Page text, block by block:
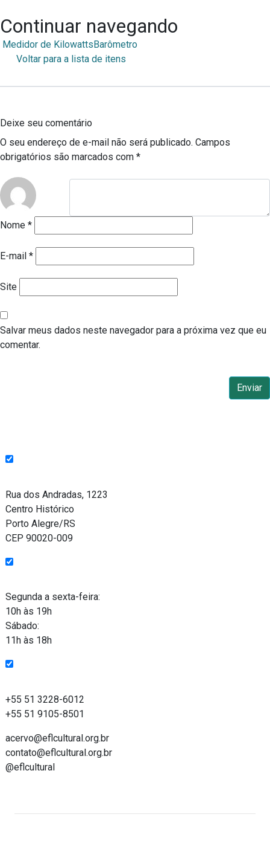
Continuar navegando
Medidor de Kilowatts Barômetro
Voltar para a lista de itens
Deixe seu comentário
O seu endereço de e-mail não será publicado. Campos
obrigatórios são marcados com *
Nome *
E-mail *
Site
Salvar meus dados neste navegador para a próxima vez que eu
comentar.
Rua dos Andradas, 1223
Centro Histórico
Porto Alegre/RS
CEP 90020-009
Segunda a sexta-feira:
10h às 19h
Sábado:
11h às 18h
+55 51 3228-6012
+55 51 9105-8501
acervo@eflcultural.org.br
contato@eflcultural.org.br
@eflcultural